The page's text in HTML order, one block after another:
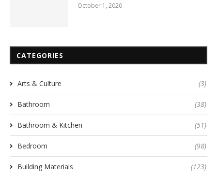
October 1, 2020
CATEGORIES
Arts & Culture (3)
Bathroom (38)
Bathroom & Kitchen (51)
Bedroom (98)
Building Materials (123)